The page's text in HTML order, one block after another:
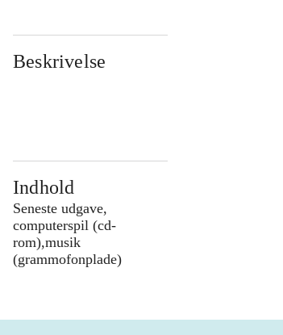
Beskrivelse
Indhold
Seneste udgave,
computerspil (cd-
rom),musik
(grammofonplade)